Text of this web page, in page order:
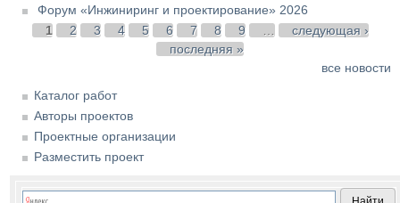
Форум «Инжиниринг и проектирование» 2026
Страницы
1 2 3 4 5 6 7 8 9
следующая ›
последняя »
все новости
Каталог работ
Авторы проектов
Проектные организации
Разместить проект